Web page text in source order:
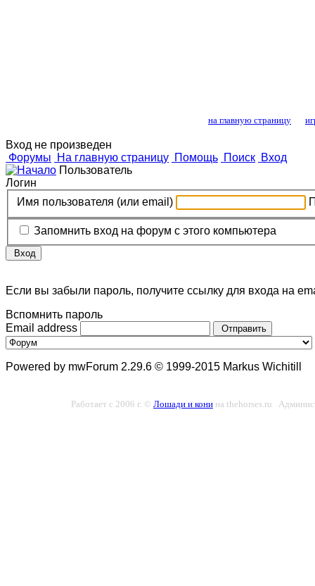
на главную страницу
Вход не произведен
Форумы
На главную страницу Помощь Поиск Вход
Пользователь
Логин
Имя пользователя (или email)
Запомнить вход на форум с этого компьютера
Вход
Если вы забыли пароль, получите ссылку для входа на
Вспомнить пароль
Email address
Отправить
Powered by mwForum 2.29.6 © 1999-2015 Markus Wichitill
Работает с 2006 г. © Лошади и кони на thehorses.ru